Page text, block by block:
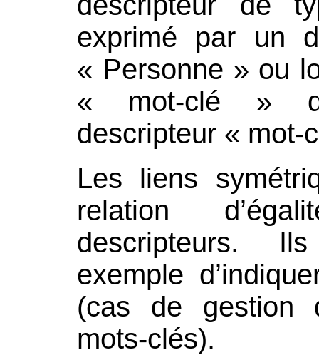
exprimé par un
« Personne » ou
« mot-clé »
descripteur « mot-
Les liens
relation
descripteurs.
exemple
(cas de gestion
mots-clés).